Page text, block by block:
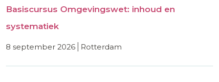
Basiscursus Omgevingswet: inhoud en
systematiek
8 september 2026 rotterdam